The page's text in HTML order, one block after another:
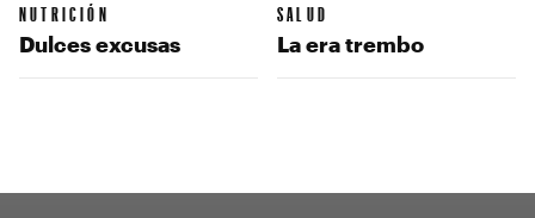
NUTRICIÓN
Dulces excusas
SALUD
La era trembo